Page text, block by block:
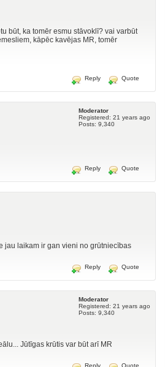
būt, ka tomēr esmu stāvoklī? vai varbūt
kāpēc kavējas MR, tomēr
Reply Quote
Moderator
Registered: 21 years ago
Posts: 9,340
Reply Quote
jau laikam ir gan vieni no grūtniecības
Reply Quote
Moderator
Registered: 21 years ago
Posts: 9,340
Jūtīgas krūtis var būt arī MR
Reply Quote